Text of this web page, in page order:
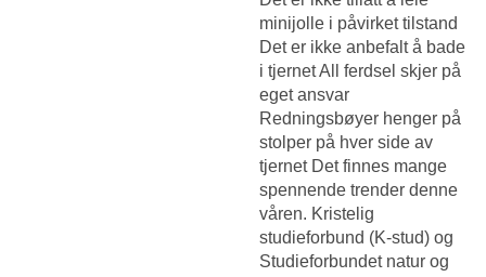
minijolle i påvirket tilstand
Det er ikke anbefalt å bade
i tjernet All ferdsel skjer på
eget ansvar
Redningsbøyer henger på
stolper på hver side av
tjernet Det finnes mange
spennende trender denne
våren. Kristelig
studieforbund (K-stud) og
Studieforbundet natur og